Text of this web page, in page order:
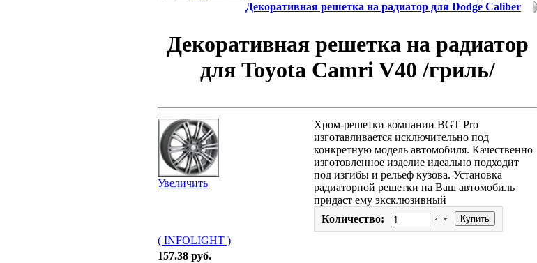
Декоративная решетка на радиатор для Dodge Caliber
Декоративная решетка на радиатор
для Toyota Camri V40 /гриль/
Увеличить
Хром-решетки компании BGT Pro
изготавливается исключительно под
конкретную модель автомобиля. Качественно
изготовленное изделие идеально подходит
под изгибы и рельеф кузова. Установка
радиаторной решетки на Ваш автомобиль
придаст ему эксклюзивный
Количество:
( INFOLIGHT )
157.38 руб.